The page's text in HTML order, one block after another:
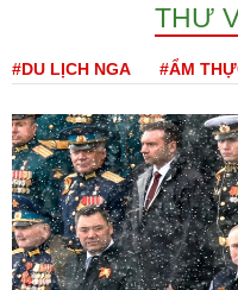
THƯ
#DU LỊCH NGA #ẨM